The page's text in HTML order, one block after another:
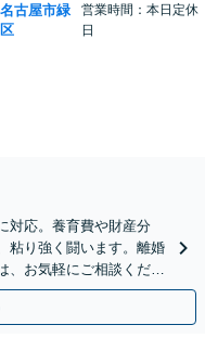
|
名古屋市緑
区
営業時間：本日定休
日
対応。養育費や財産分
粘り強く闘います。離婚
お気軽にご相談くださ